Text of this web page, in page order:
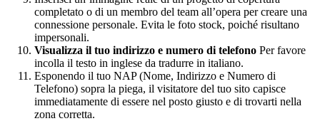
completato o di un membro del team all’opera per creare una
connessione personale. Evita le foto stock, poiché risultano
impersonali.
Visualizza il tuo indirizzo e numero di telefono Per favore
incolla il testo in inglese da tradurre in italiano.
Esponendo il tuo NAP (Nome, Indirizzo e Numero di
Telefono) sopra la piega, il visitatore del tuo sito capisce
immediatamente di essere nel posto giusto e di trovarti nella
zona corretta.